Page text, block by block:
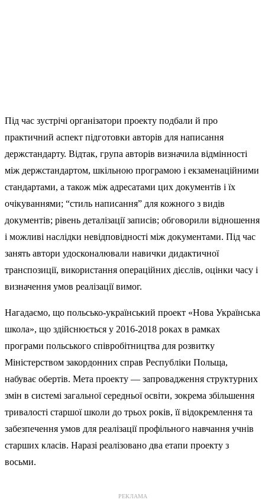
Під час зустрічі організатори проекту подбали й про
практичний аспект підготовки авторів для написання
держстандарту. Відтак, група авторів визначила відмінності
між держстандартом, шкільною програмою і екзаменаційними
стандартами, а також між адресатами цих документів і їх
очікуваннями; “стиль написання” для кожного з видів
документів; рівень деталізації записів; обговорили відношення
і можливі наслідки невідповідності між документами. Під час
занять автори удосконалювали навички дидактичної
транспозиції, використання операційних дієслів, оцінки часу і
визначення умов реалізації вимог.
Нагадаємо, що польсько-український проект «Нова Українська
школа», що здійснюється у 2016-2018 роках в рамках
програми польського співробітництва для розвитку
Міністерством закордонних справ Республіки Польща,
набуває обертів. Мета проекту — запровадження структурних
змін в системі загальної середньої освіти, зокрема збільшення
тривалості старшої школи до трьох років, її відокремлення та
забезпечення умов для реалізації профільного навчання учнів
старших класів. Наразі реалізовано два етапи проекту з
восьми.
РЕКЛАМА